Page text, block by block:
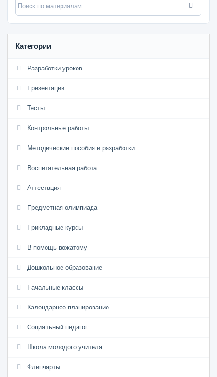
Категории
Разработки уроков
Презентации
Тесты
Контрольные работы
Методические пособия и разработки
Воспитательная работа
Аттестация
Предметная олимпиада
Прикладные курсы
В помощь вожатому
Дошкольное образование
Начальные классы
Календарное планирование
Социальный педагог
Школа молодого учителя
Флипчарты